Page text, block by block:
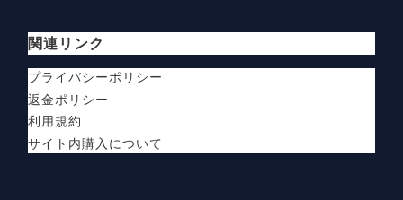
関連リンク
プライバシーポリシー
返金ポリシー
利用規約
サイト内購入について